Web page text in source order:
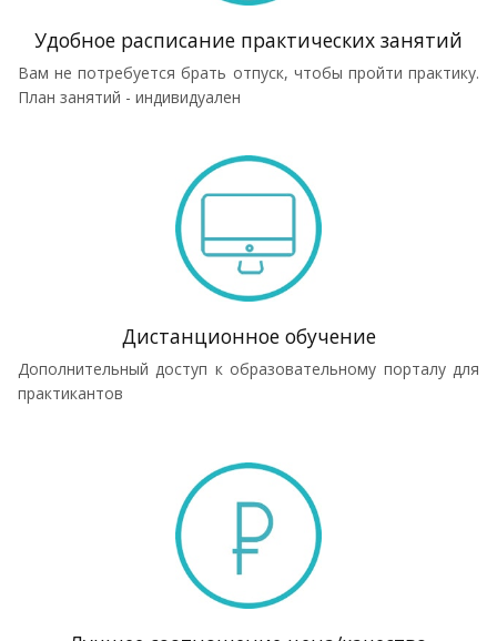
Удобное расписание практических занятий
Вам не потребуется брать отпуск, чтобы пройти практику.
План занятий - индивидуален
Дистанционное обучение
Дополнительный доступ к образовательному порталу для
практикантов